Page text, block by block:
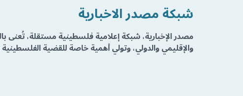
شبكة مصدر الاخبارية
مصدر الإخبارية، شبكة إعلامية فلسطينية مستقلة، تُعنى
والإقليمي والدولي، وتولي أهمية خاصة للقضية الفلسطينية